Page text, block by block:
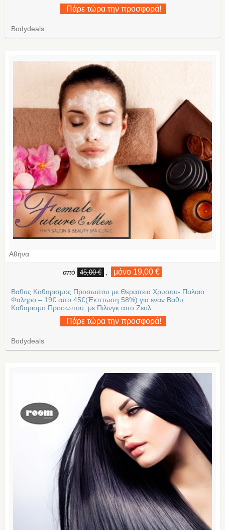
Πάρε τώρα την προσφορά!
Bodydeals
Αθήνα
από 45,00 € μόνο 19,00 €
Βαθυς Καθαρισμος Προσωπου με Θεραπεια Χρυσου- Παλαιο
Φαληρο – 19€ απο 45€(Έκπτωση 58%) για εναν Βαθυ
Καθαρισμο Προσωπου, με Πιλινγκ απο Ζεολ...
Πάρε τώρα την προσφορά!
Bodydeals